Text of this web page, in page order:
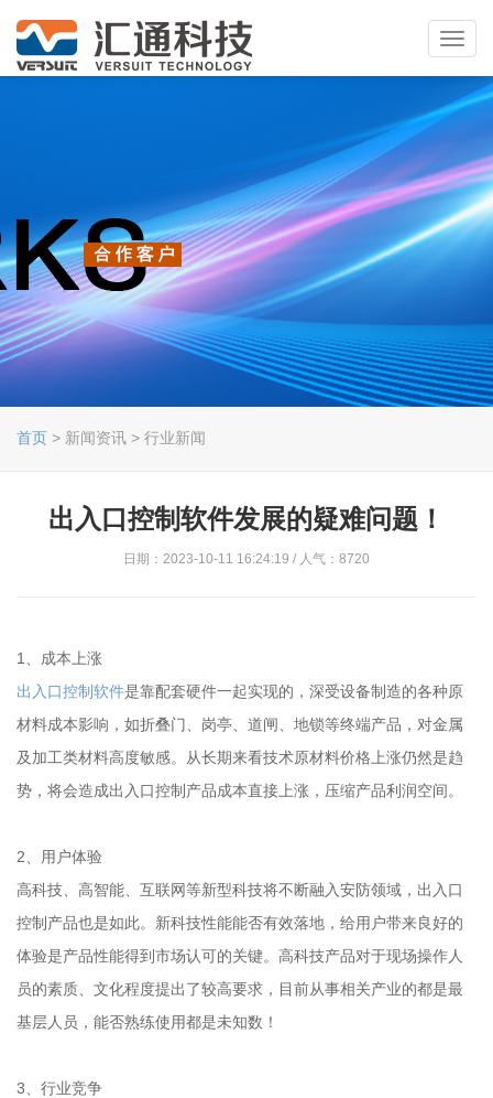
首页 > 新闻资讯 > 行业新闻
出入口控制软件发展的疑难问题！
日期：2023-10-11 16:24:19 / 人气：8720
1、成本上涨
出入口控制软件是靠配套硬件一起实现的，深受设备制造的各种原
材料成本影响，如折叠门、岗亭、道闸、地锁等终端产品，对金属
及加工类材料高度敏感。从长期来看技术原材料价格上涨仍然是趋
势，将会造成出入口控制产品成本直接上涨，压缩产品利润空间。
2、用户体验
高科技、高智能、互联网等新型科技将不断融入安防领域，出入口
控制产品也是如此。新科技性能能否有效落地，给用户带来良好的
体验是产品性能得到市场认可的关键。高科技产品对于现场操作人
员的素质、文化程度提出了较高要求，目前从事相关产业的都是最
基层人员，能否熟练使用都是未知数！
3、行业竞争